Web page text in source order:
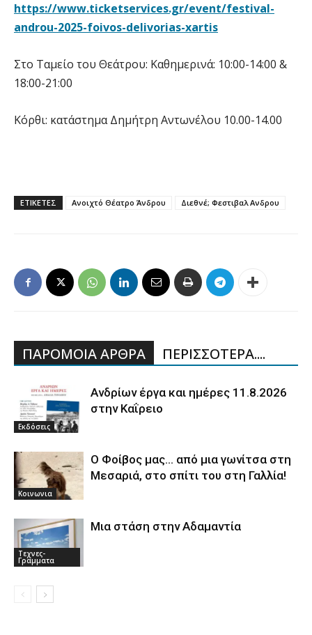
https://www.ticketservices.gr/event/festival-
androu-2025-foivos-delivorias-xartis
Στο Ταμείο του Θεάτρου: Καθημερινά: 10:00-14:00 &
18:00-21:00
Κόρθι: κατάστημα Δημήτρη Αντωνέλου 10.00-14.00
ΕΤΙΚΕΤΕΣ Ανοιχτό Θέατρο Άνδρου Διεθνέ; Φεστιβαλ Ανδρου
ΠΑΡΟΜΟΙΑ ΑΡΘΡΑ ΠΕΡΙΣΣΟΤΕΡΑ....
Εκδόσεις
Ανδρίων έργα και ημέρες 11.8.2026
στην Καΐρειο
Κοινωνια
Ο Φοίβος μας… από μια γωνίτσα στη
Μεσαριά, στο σπίτι του στη Γαλλία!
Τεχνες-
Γραμματα
Μια στάση στην Αδαμαντία